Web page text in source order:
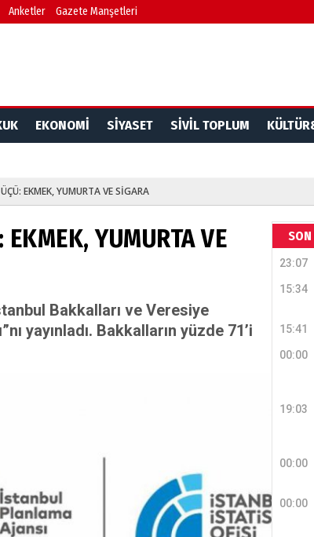
Anketler Gazete Manşetleri
EKONOMİ SİYASET SİVİL TOPLUM
EKMEK, YUMURTA VE SİGARA
YUMURTA VE
Bakkalları ve Veresiye
yayınladı. Bakkalların yüzde 71’i
SON
23:07
15:34
15:41
00:00
19:03
00:00
00:00
Dr.